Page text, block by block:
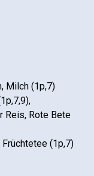
Milch (1p,7)
Reis, Rote Bete
(1p,7)